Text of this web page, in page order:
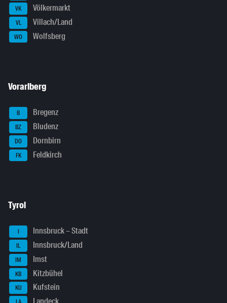
VK Völkermarkt
VL Villach/Land
WO Wolfsberg
Vorarlberg
B Bregenz
BZ Bludenz
DO Dornbirn
FK Feldkirch
Tyrol
I Innsbruck – Stadt
IL Innsbruck/Land
IM Imst
KB Kitzbühel
KU Kufstein